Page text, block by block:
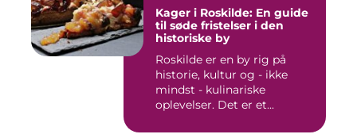
Kager i Roskilde: En guide
til søde fristelser i den
historiske by
Roskilde er en by rig på
historie, kultur og - ikke
mindst - kulinariske
oplevelser. Det er et...